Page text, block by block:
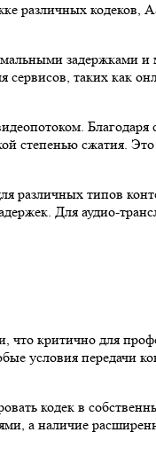
различных кодеков,
задержками
таких как
степенью сжатия.
различных типов
Для аудио-
что критично для
условия передачи
кодек в
а наличие